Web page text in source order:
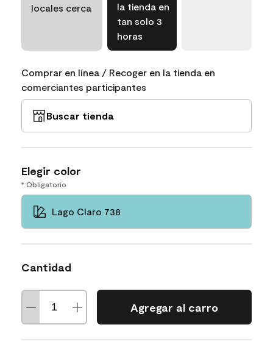
locales cerca
la tienda en
tan solo 3
horas
Comprar en línea / Recoger en la tienda en
comerciantes participantes
Buscar tienda
Elegir color
* Obligatorio
Lago Claro 738
Cantidad
Agregar al carro